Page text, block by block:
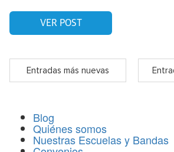
VER POST
Entradas más nuevas
Blog
Quiénes somos
Nuestras Escuelas y Bandas